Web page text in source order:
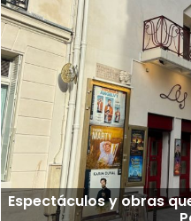
Espectáculos y obras